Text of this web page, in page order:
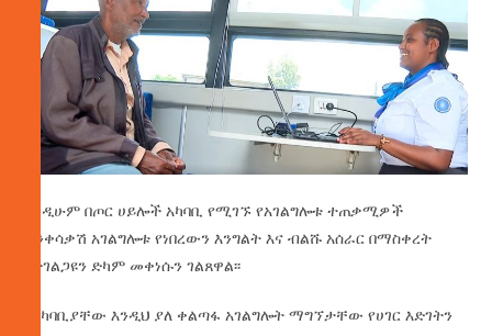
እንዲሁም በጦር ሀይሎች አካባቢ የሚገኙ የአገልግሎቱ ተጠቃሚዎች
ተንቀሳቃሽ አገልግሎቱ የነበረውን እንግልት እና ብልሹ አሰራር በማስቀረት
የተገልጋዩን ድካም መቀነሱን ገልጸዋል፡፡
በአካባቢያቸው እንዲህ ያለ ቀልጣፋ አገልግሎት ማግኘታቸው የሀገር እድገትን